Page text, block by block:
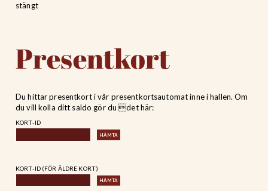
stängt
Presentkort
Du hittar presentkort i vår presentkortsautomat inne i hallen. Om
du vill kolla ditt saldo gör du det här:
KORT-ID
KORT-ID (FÖR ÄLDRE KORT)